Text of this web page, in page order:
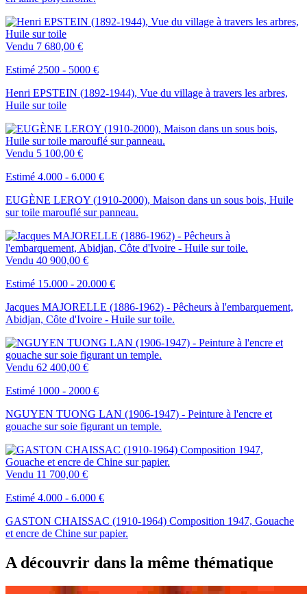
Vendu 7 680,00 €
Estimé 2500 - 5000 €
Henri EPSTEIN (1892-1944), Vue du village à travers les arbres,
Huile sur toile
Vendu 5 100,00 €
Estimé 4.000 - 6.000 €
EUGÈNE LEROY (1910-2000), Maison dans un sous bois, Huile
sur toile marouflé sur panneau.
Vendu 40 900,00 €
Estimé 15.000 - 20.000 €
Jacques MAJORELLE (1886-1962) - Pêcheurs à l'embarquement,
Abidjan, Côte d'Ivoire - Huile sur toile.
Vendu 62 400,00 €
Estimé 1000 - 2000 €
NGUYEN TUONG LAN (1906-1947) - Peinture à l'encre et
gouache sur soie figurant un temple.
Vendu 11 700,00 €
Estimé 4.000 - 6.000 €
GASTON CHAISSAC (1910-1964) Composition 1947, Gouache
et encre de Chine sur papier.
A découvrir dans la même thématique